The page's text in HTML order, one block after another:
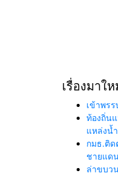
เรื่องมาใ
เข้าพร
ท้องถิ่น
แหล่งน้
กมธ.ติด
ชายแด
ล่าขบว